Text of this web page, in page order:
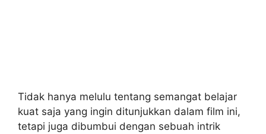
Tidak hanya melulu tentang semangat belajar
kuat saja yang ingin ditunjukkan dalam film ini,
tetapi juga dibumbui dengan sebuah intrik